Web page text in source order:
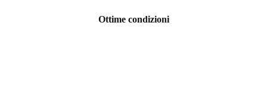
Ottime condizioni